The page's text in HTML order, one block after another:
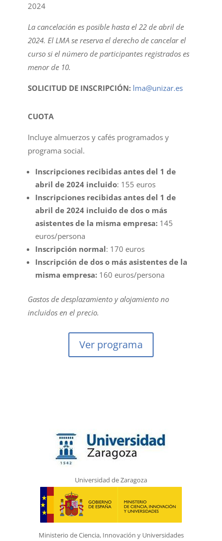
2024
La cancelación es posible hasta el 22 de abril de
2024. El LMA se reserva el derecho de cancelar el
curso si el número de participantes registrados es
menor de 10.
SOLICITUD DE INSCRIPCIÓN: lma@unizar.es
CUOTA
Incluye almuerzos y cafés programados y
programa social.
Inscripciones recibidas antes del 1 de
abril de 2024 incluido: 155 euros
Inscripciones recibidas antes del 1 de
abril de 2024 incluido de dos o más
asistentes de la misma empresa: 145
euros/persona
Inscripción normal: 170 euros
Inscripción de dos o más asistentes de la
misma empresa: 160 euros/persona
Gastos de desplazamiento y alojamiento no
incluidos en el precio.
Ver programa
Universidad de Zaragoza
Ministerio de Ciencia, Innovación y Universidades